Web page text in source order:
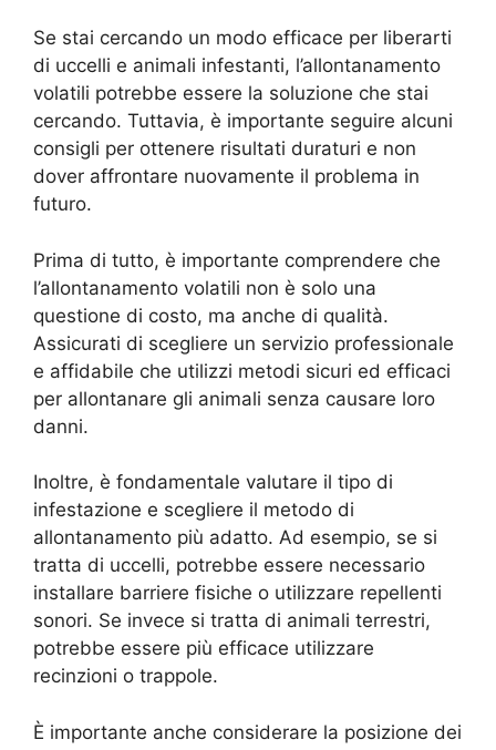
Se stai cercando un modo efficace per liberarti
di uccelli e animali infestanti, l’allontanamento
volatili potrebbe essere la soluzione che stai
cercando. Tuttavia, è importante seguire alcuni
consigli per ottenere risultati duraturi e non
dover affrontare nuovamente il problema in
futuro.
Prima di tutto, è importante comprendere che
l’allontanamento volatili non è solo una
questione di costo, ma anche di qualità.
Assicurati di scegliere un servizio professionale
e affidabile che utilizzi metodi sicuri ed efficaci
per allontanare gli animali senza causare loro
danni.
Inoltre, è fondamentale valutare il tipo di
infestazione e scegliere il metodo di
allontanamento più adatto. Ad esempio, se si
tratta di uccelli, potrebbe essere necessario
installare barriere fisiche o utilizzare repellenti
sonori. Se invece si tratta di animali terrestri,
potrebbe essere più efficace utilizzare
recinzioni o trappole.
È importante anche considerare la posizione dei